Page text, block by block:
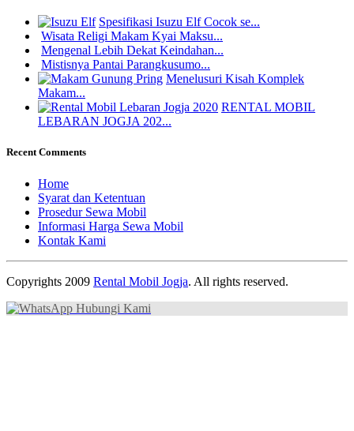
Spesifikasi Isuzu Elf Cocok se...
Wisata Religi Makam Kyai Maksu...
Mengenal Lebih Dekat Keindahan...
Mistisnya Pantai Parangkusumo...
Menelusuri Kisah Komplek
Makam...
RENTAL MOBIL
LEBARAN JOGJA 202...
Recent Comments
Home
Syarat dan Ketentuan
Prosedur Sewa Mobil
Informasi Harga Sewa Mobil
Kontak Kami
Copyrights 2009 Rental Mobil Jogja. All rights reserved.
Hubungi Kami